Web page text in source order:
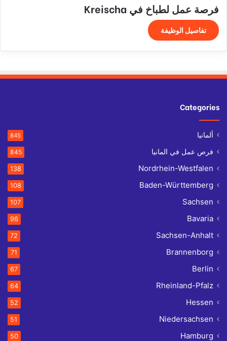
فرصة عمل لطباخ في Kreischa
تفاصيل الوظيفة
Categories
ألمانيا 845
فرص عمل في المانيا 845
Nordrhein-Westfalen
138
Baden-Württemberg
108
Sachsen
107
Bavaria
96
Sachsen-Anhalt
72
Brannenborg
71
Berlin
67
Rheinland-Pfalz
64
Hessen
52
Niedersachsen
51
Hamburg
50